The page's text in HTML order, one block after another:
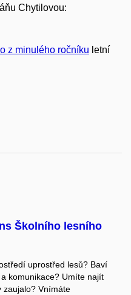
Chytilovou:
z minulého ročníku letní
Školního lesního
uprostřed lesů? Baví
komunikace? Umíte najít
zaujalo? Vnímáte